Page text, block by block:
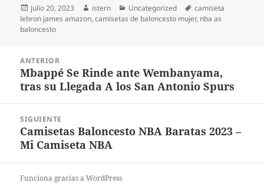
Publicado
el
julio 20, 2023 Autor
istern Categorías
Uncategorized Etiquetas
camiseta
lebron james amazon,camisetas de baloncesto mujer, nba as
baloncesto
entradas
ANTERIOR
Entrada
anterior:
Mbappé Se Rinde ante Wembanyama,
tras su Llegada A los San Antonio Spurs
SIGUIENTE
Entrada
siguiente:
Camisetas Baloncesto NBA Baratas 2023 –
Mi Camiseta NBA
Funciona gracias a WordPress